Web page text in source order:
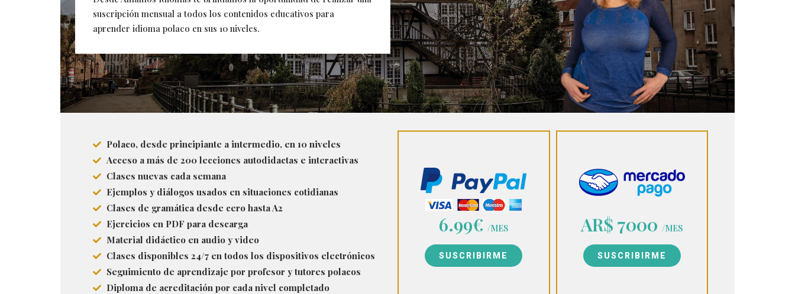
suscripción mensual a todos los contenidos educativos para
aprender idioma polaco en sus 10 niveles.
Polaco, desde principiante a intermedio, en 10 niveles
Acceso a más de 200 lecciones autodidactas e interactivas
Clases nuevas cada semana
Ejemplos y diálogos usados en situaciones cotidianas
Clases de gramática desde cero hasta A2
Ejercicios en PDF para descarga
Material didáctico en audio y video
Clases disponibles 24/7 en todos los dispositivos electrónicos
Seguimiento de aprendizaje por profesor y tutores polacos
Diploma de acreditación por cada nivel completado
6.99€ /MES
SUSCRIBIRME
AR$ 7000 /MES
SUSCRIBIRME